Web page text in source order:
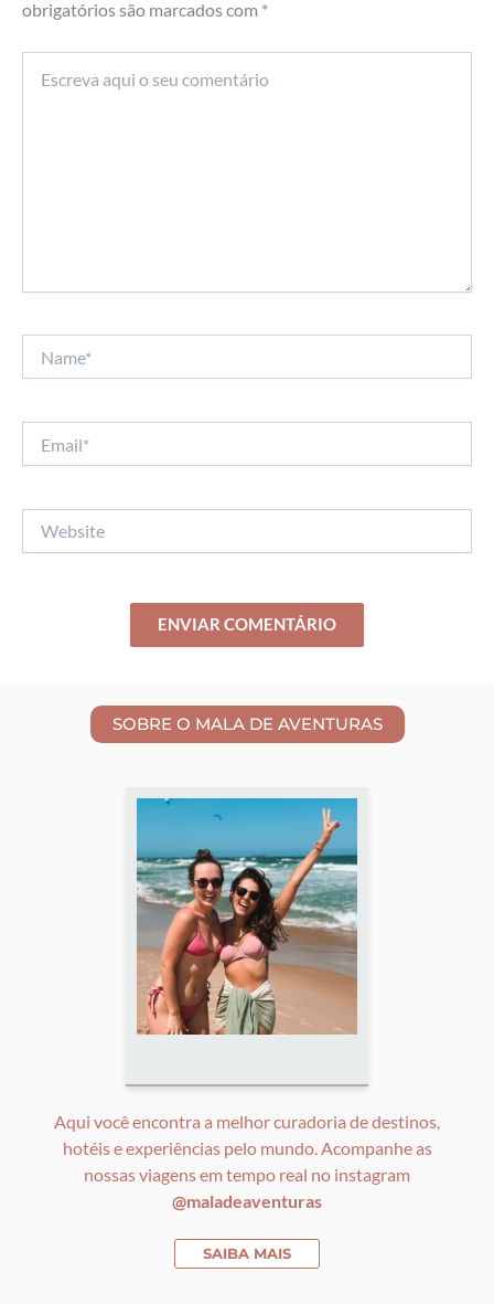
obrigatórios são marcados com *
aqui
Aqui você encontra a melhor curadoria de destinos,
hotéis e experiências pelo mundo. Acompanhe as
nossas viagens em tempo real no instagram
@maladeaventuras
SAIBA MAIS